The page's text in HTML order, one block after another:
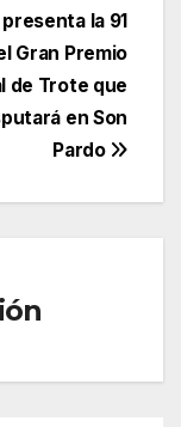
la 91
Gran Premio
de Trote que
en Son
Pardo